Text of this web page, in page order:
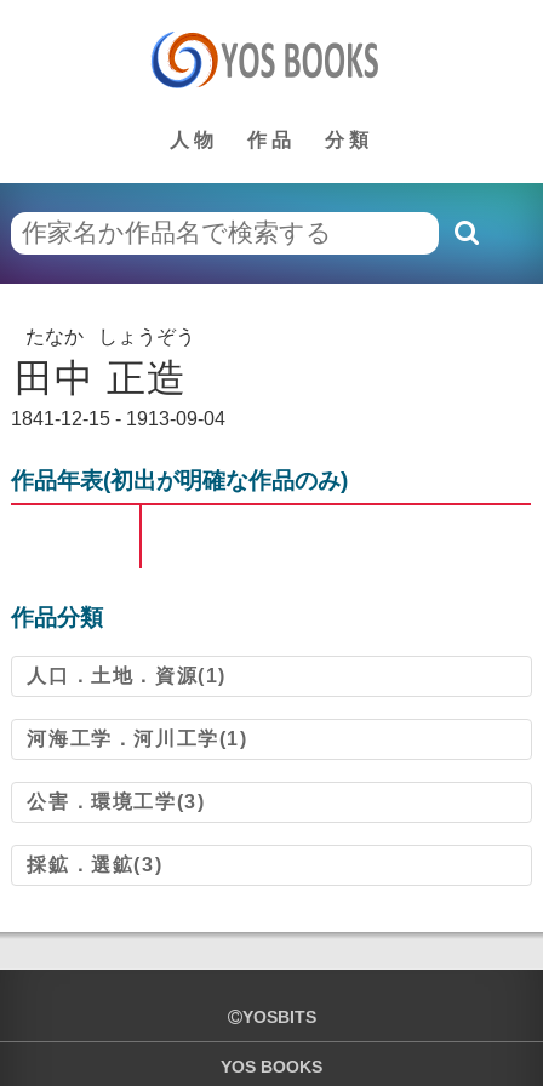
人物 作品 分類
たなか しょうぞう
田中 正造
1841-12-15 - 1913-09-04
作品年表(初出が明確な作品のみ)
作品分類
人口．土地．資源(1)
河海工学．河川工学(1)
公害．環境工学(3)
採鉱．選鉱(3)
YOSBITS
YOS BOOKS